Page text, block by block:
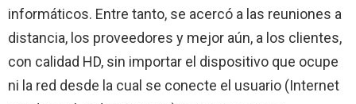
informáticos. Entre tanto, se acercó a las reuniones a
distancia, los proveedores y mejor aún, a los clientes,
con calidad HD, sin importar el dispositivo que ocupe
ni la red desde la cual se conecte el usuario (Internet